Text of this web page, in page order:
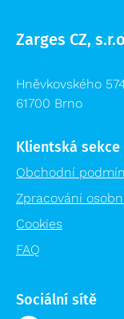
Zarges CZ,
Hněvkovského
61700 Brno
Klientská sekce
Obchodní
Zpracování
Cookies
FAQ
Sociální sítě